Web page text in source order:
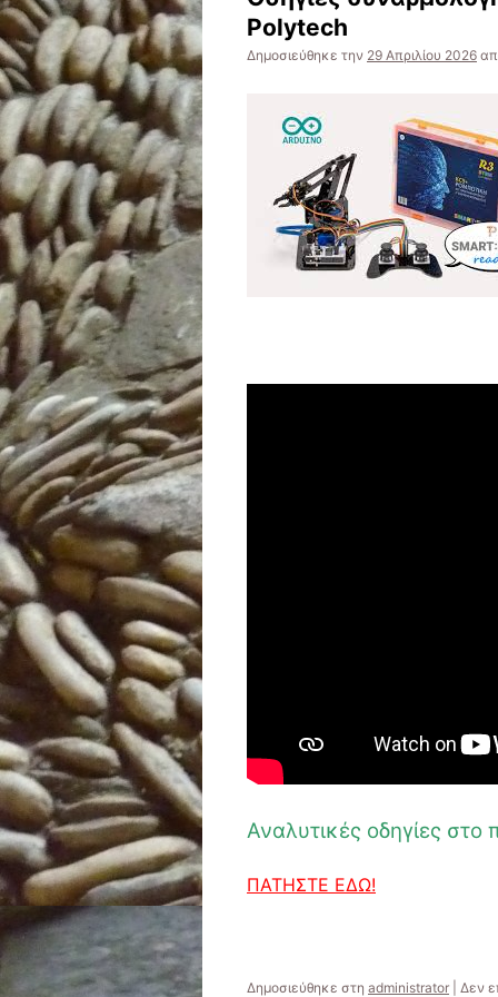
Polytech
Δημοσιεύθηκε την 29 Απριλίου 2026
Αναλυτικές οδηγίες
ΠΑΤΗΣΤΕ ΕΔΩ!
Δημοσιεύθηκε στη administrator Δεν